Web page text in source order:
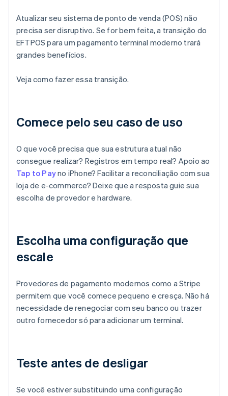
Atualizar seu sistema de ponto de venda (POS) não
precisa ser disruptivo. Se for bem feita, a transição do
EFTPOS para um pagamento terminal moderno trará
grandes benefícios.
Veja como fazer essa transição.
Comece pelo seu caso de uso
O que você precisa que sua estrutura atual não
consegue realizar? Registros em tempo real? Apoio ao
Tap to Payno iPhone? Facilitar a reconciliação com sua
loja de e-commerce? Deixe que a resposta guie sua
escolha de provedor e hardware.
Escolha uma configuração que
escale
Provedores de pagamento modernos como a Stripe
permitem que você comece pequeno e cresça. Não há
necessidade de renegociar com seu banco ou trazer
outro fornecedor só para adicionar um terminal.
Teste antes de desligar
Se você estiver substituindo uma configuração